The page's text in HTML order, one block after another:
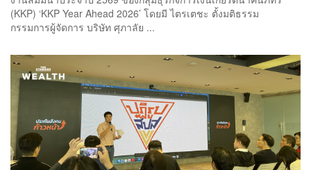
(KKP) ‘KKP Year Ahead 2026’ โดยมี ไตรเตชะ ตั้งมติธรรม
กรรมการผู้จัดการ บริษัท ศุภาลัย ...